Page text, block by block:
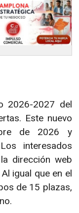
2026-2027 del
Este nuevo
de 2026 y
interesados
dirección web
igual que en el
de 15 plazas,